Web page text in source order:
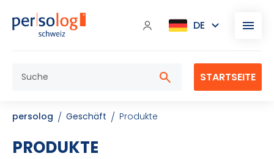
STARTSEITE
persolog Geschäft Produkte
PRODUKTE